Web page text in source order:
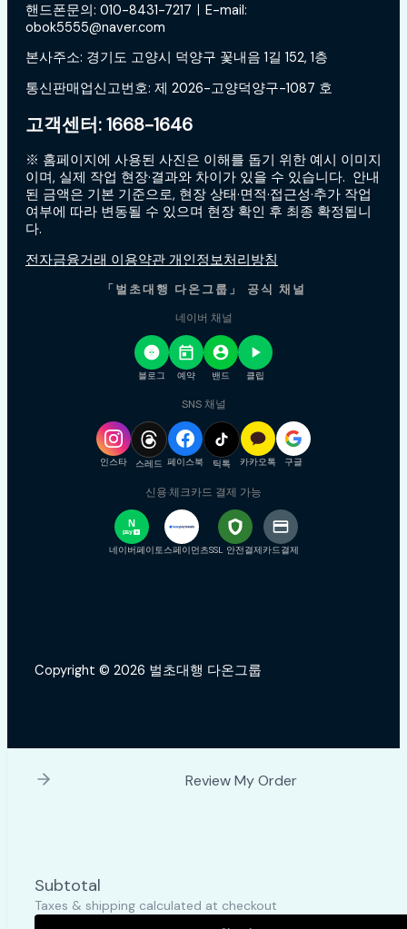
핸드폰문의: 010-8431-7217ㅣE-mail:
obok5555@naver.com
본사주소: 경기도 고양시 덕양구 꽃내음 1길 152, 1층
통신판매업신고번호: 제 2026-고양덕양구-1087 호
고객센터: 1668-1646
※ 홈페이지에 사용된 사진은 이해를 돕기 위한 예시 이미지
이며, 실제 작업 현장·결과와 차이가 있을 수 있습니다. 안내
된 금액은 기본 기준으로, 현장 상태·면적·접근성·추가 작업
여부에 따라 변동될 수 있으며 현장 확인 후 최종 확정됩니
다.
전자금융거래 이용약관 개인정보처리방침
「벌초대행 다온그룹」 공식 채널
네이버 채널
블로그 예약 밴드 클립
SNS 채널
인스타 스레드 페이스북 틱톡 카카오톡 구글
신용·체크카드 결제 가능
N
pay +
네이버페이토스페이먼츠SSL 안전결제카드결제
Copyright © 2026 벌초대행 다온그룹
Review My Order
Subtotal
Taxes & shipping calculated at checkout